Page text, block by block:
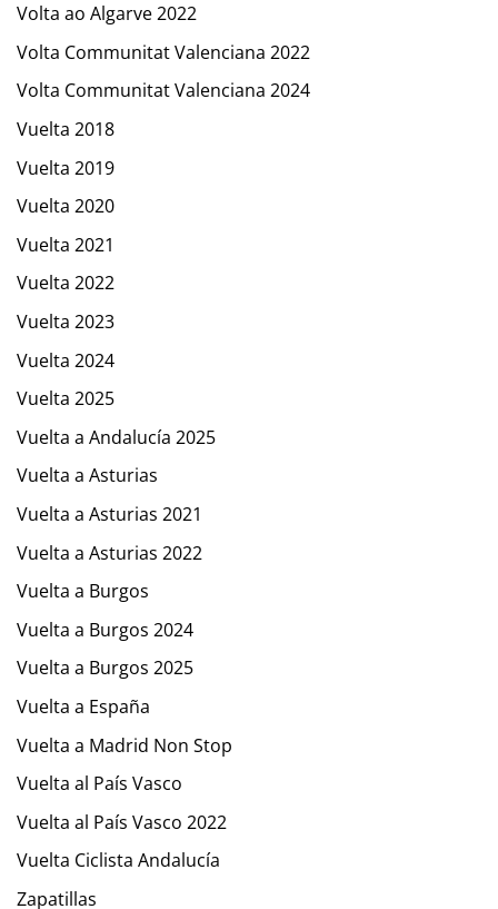
Volta ao Algarve 2022
Volta Communitat Valenciana 2022
Volta Communitat Valenciana 2024
Vuelta 2018
Vuelta 2019
Vuelta 2020
Vuelta 2021
Vuelta 2022
Vuelta 2023
Vuelta 2024
Vuelta 2025
Vuelta a Andalucía 2025
Vuelta a Asturias
Vuelta a Asturias 2021
Vuelta a Asturias 2022
Vuelta a Burgos
Vuelta a Burgos 2024
Vuelta a Burgos 2025
Vuelta a España
Vuelta a Madrid Non Stop
Vuelta al País Vasco
Vuelta al País Vasco 2022
Vuelta Ciclista Andalucía
Zapatillas